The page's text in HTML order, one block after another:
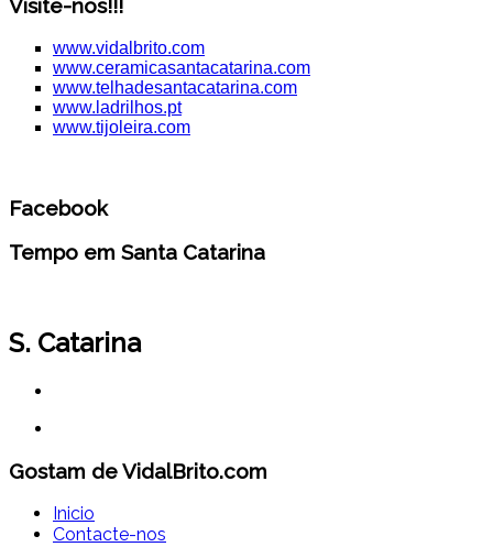
Visite-nos!!!
www.vidalbrito.com
www.ceramicasantacatarina.com
www.telhadesantacatarina.com
www.ladrilhos.pt
www.tijoleira.com
Facebook
Tempo em Santa Catarina
S. Catarina
Gostam de VidalBrito.com
Inicio
Contacte-nos